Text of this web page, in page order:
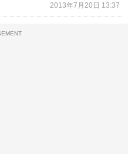
2013年7月20日 13:37